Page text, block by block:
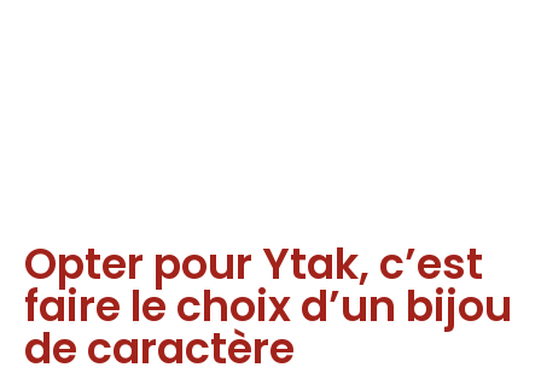
Opter pour Ytak, c’est
faire le choix d’un bijou
de caractère